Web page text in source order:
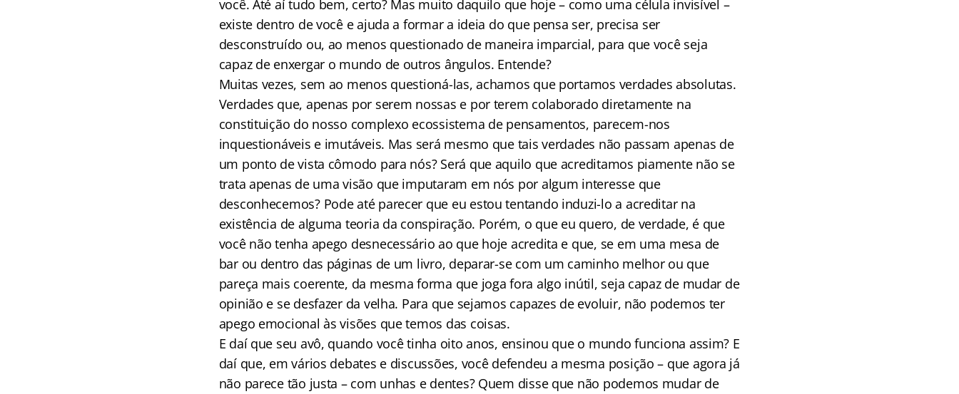
você. Até aí tudo bem, certo? Mas muito daquilo que hoje – como uma célula invisível –
existe dentro de você e ajuda a formar a ideia do que pensa ser, precisa ser
desconstruído ou, ao menos questionado de maneira imparcial, para que você seja
capaz de enxergar o mundo de outros ângulos. Entende?
Muitas vezes, sem ao menos questioná-las, achamos que portamos verdades absolutas.
Verdades que, apenas por serem nossas e por terem colaborado diretamente na
constituição do nosso complexo ecossistema de pensamentos, parecem-nos
inquestionáveis e imutáveis. Mas será mesmo que tais verdades não passam apenas de
um ponto de vista cômodo para nós? Será que aquilo que acreditamos piamente não se
trata apenas de uma visão que imputaram em nós por algum interesse que
desconhecemos? Pode até parecer que eu estou tentando induzi-lo a acreditar na
existência de alguma teoria da conspiração. Porém, o que eu quero, de verdade, é que
você não tenha apego desnecessário ao que hoje acredita e que, se em uma mesa de
bar ou dentro das páginas de um livro, deparar-se com um caminho melhor ou que
pareça mais coerente, da mesma forma que joga fora algo inútil, seja capaz de mudar de
opinião e se desfazer da velha. Para que sejamos capazes de evoluir, não podemos ter
apego emocional às visões que temos das coisas.
E daí que seu avô, quando você tinha oito anos, ensinou que o mundo funciona assim? E
daí que, em vários debates e discussões, você defendeu a mesma posição – que agora já
não parece tão justa – com unhas e dentes? Quem disse que não podemos mudar de